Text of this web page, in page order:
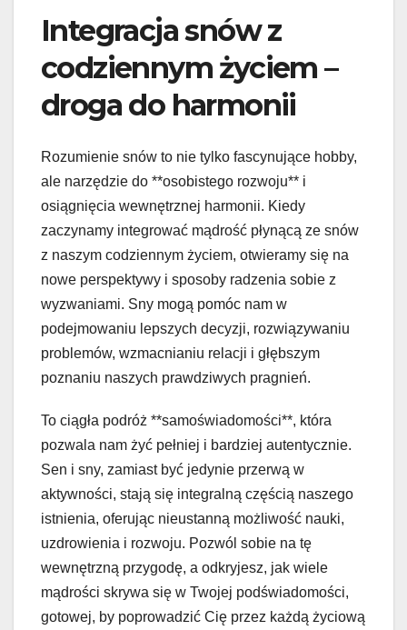
Integracja snów z
codziennym życiem –
droga do harmonii
Rozumienie snów to nie tylko fascynujące hobby,
ale narzędzie do **osobistego rozwoju** i
osiągnięcia wewnętrznej harmonii. Kiedy
zaczynamy integrować mądrość płynącą ze snów
z naszym codziennym życiem, otwieramy się na
nowe perspektywy i sposoby radzenia sobie z
wyzwaniami. Sny mogą pomóc nam w
podejmowaniu lepszych decyzji, rozwiązywaniu
problemów, wzmacnianiu relacji i głębszym
poznaniu naszych prawdziwych pragnień.
To ciągła podróż **samoświadomości**, która
pozwala nam żyć pełniej i bardziej autentycznie.
Sen i sny, zamiast być jedynie przerwą w
aktywności, stają się integralną częścią naszego
istnienia, oferując nieustanną możliwość nauki,
uzdrowienia i rozwoju. Pozwól sobie na tę
wewnętrzną przygodę, a odkryjesz, jak wiele
mądrości skrywa się w Twojej podświadomości,
gotowej, by poprowadzić Cię przez każdą życiową